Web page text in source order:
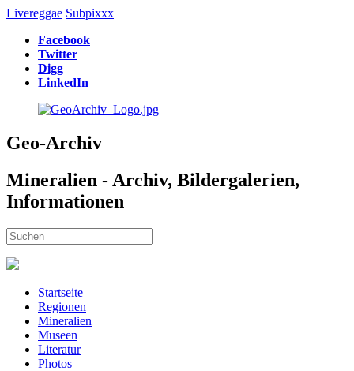
Livereggae Subpixxx
Facebook
Twitter
Digg
LinkedIn
Geo-Archiv
Mineralien - Archiv, Bildergalerien,
Informationen
Startseite
Regionen
Mineralien
Museen
Literatur
Photos